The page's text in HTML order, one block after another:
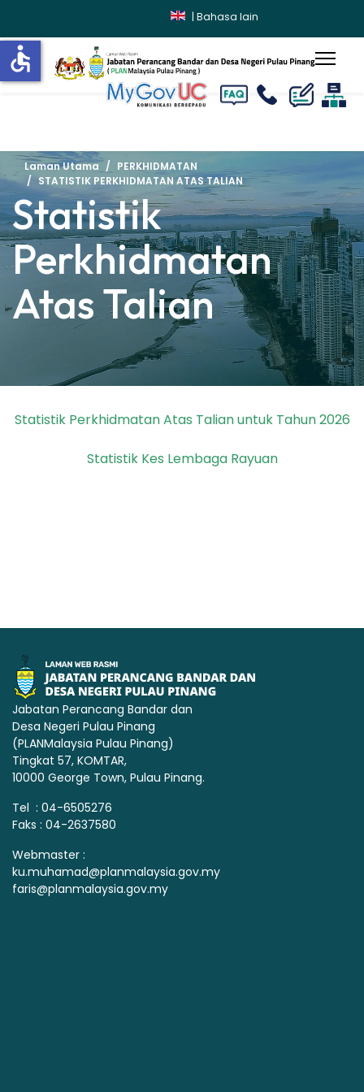
| Bahasa lain
Laman Utama
PERKHIDMATAN
STATISTIK PERKHIDMATAN ATAS TALIAN
Statistik
Perkhidmatan
Atas Talian
Statistik Perkhidmatan Atas Talian untuk Tahun 2026
Statistik Kes Lembaga Rayuan
Jabatan Perancang Bandar dan
Desa Negeri Pulau Pinang
(PLANMalaysia Pulau Pinang)
Tingkat 57, KOMTAR,
10000 George Town, Pulau Pinang.
Tel : 04-6505276
Faks : 04-2637580
Webmaster :
ku.muhamad@planmalaysia.gov.my
faris@planmalaysia.gov.my
accessible